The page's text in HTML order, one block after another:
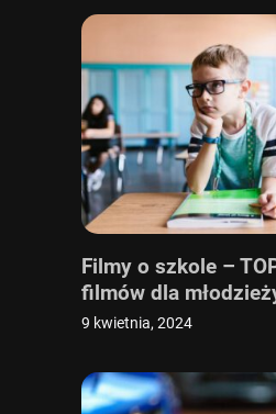
Filmy o szkole –
filmów dla
9 kwietnia, 2024